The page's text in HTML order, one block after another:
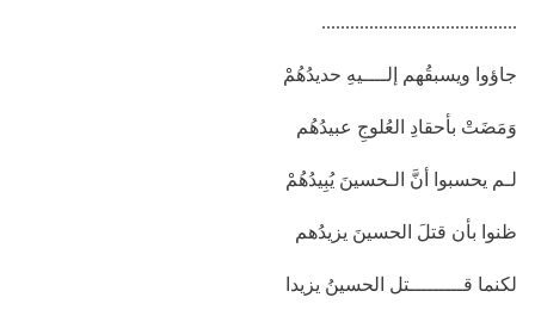
.........................................
جاؤوا ويسبقُهم إلــــيهِ حديدُهُمْ
وَمَضَتْ بأحقادِ العُلوجِ عبيدُهُم
لـم يحسبوا أنَّ الـحسينَ يُبِيدُهُمْ
ظنوا بأن قتلَ الحسينَ يزيدُهم
لكنما قـــــــــتل الحسينُ يزيدا